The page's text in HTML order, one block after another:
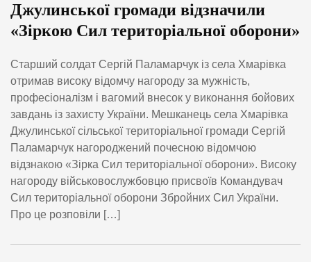
Джулинської громади відзначили
«Зіркою Сил територіальної оборони»
Старший солдат Сергій Паламарчук із села Хмарівка
отримав високу відомчу нагороду за мужність,
професіоналізм і вагомий внесок у виконання бойових
завдань із захисту України. Мешканець села Хмарівка
Джулинської сільської територіальної громади Сергій
Паламарчук нагороджений почесною відомчою
відзнакою «Зірка Сил територіальної оборони». Високу
нагороду військовослужбовцю присвоїв Командувач
Сил територіальної оборони Збройних Сил України.
Про це розповіли […]